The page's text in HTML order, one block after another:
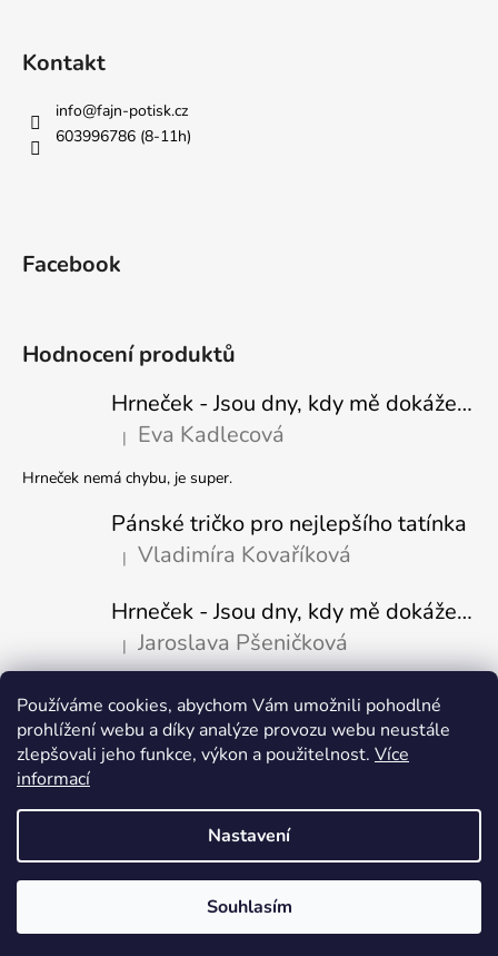
Používáme cookies, abychom Vám umožnili pohodlné
prohlížení webu a díky analýze provozu webu neustále
zlepšovali jeho funkce, výkon a použitelnost. Více
informací
Nastavení
Souhlasím
Kontakt
info@fajn-potisk.cz
603996786 (8-11h)
Facebook
Hodnocení produktů
Hrneček - Jsou dny, kdy mě dokáže nasrat i vzduch - Sova
Hodnocení produktu je 5 z 5 hvězdiček.
| Eva Kadlecová
Hrneček nemá chybu, je super.
Pánské tričko pro nejlepšího tatínka
Hodnocení produktu je 5 z 5 hvězdiček.
| Vladimíra Kovaříková
Hrneček - Jsou dny, kdy mě dokáže nasrat i vzduch-naštvaný pejsek
Hodnocení produktu je 5 z 5 hvězdiček.
| Jaroslava Pšeničková
Přijímáme online platby
Copyright 2026Fajn-potisk.cz. Všechna práva vyhrazena.Upravit
nastavení cookies